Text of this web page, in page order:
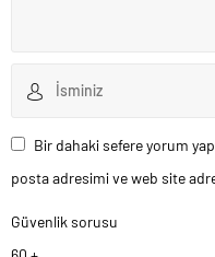
Bir dahaki sefere yorum
posta adresimi ve web site
Güvenlik sorusu